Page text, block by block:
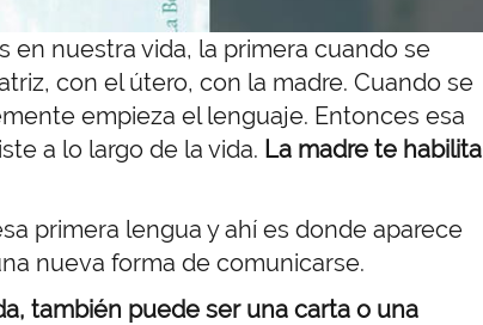
nuestra vida, la primera cuando se
con el útero, con la madre. Cuando se
empieza el lenguaje. Entonces esa
a lo largo de la vida. La madre te habilita
primera lengua y ahí es donde aparece
nueva forma de comunicarse.
también puede ser una carta o una